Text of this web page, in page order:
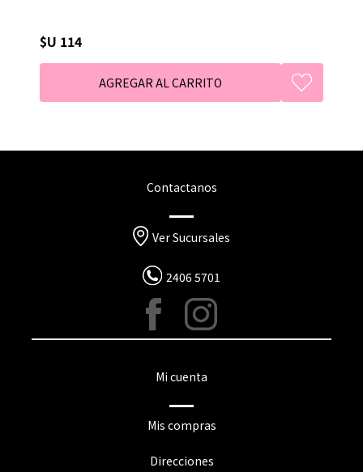
$U 114
Contactanos
Ver Sucursales
2406 5701
Mi cuenta
Mis compras
Direcciones